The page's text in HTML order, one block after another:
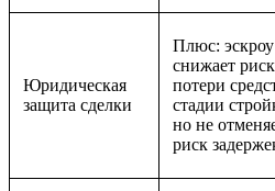
Юридическая
защита сделки
Плюс: эскроу
снижает риск
потери
стадии
но не
риск